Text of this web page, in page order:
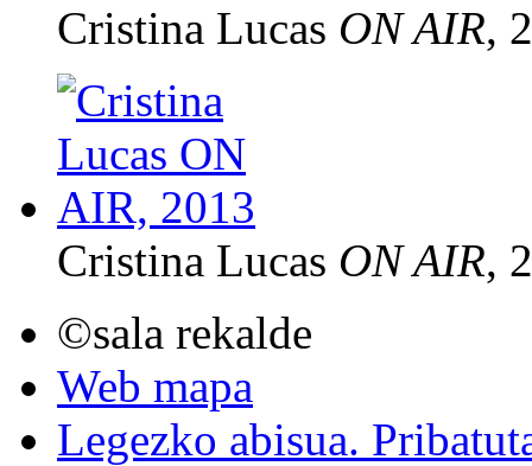
Cristina Lucas ON AIR,
Cristina Lucas ON AIR,
©sala rekalde
Web mapa
Legezko abisua.